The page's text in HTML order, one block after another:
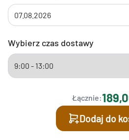
Wybierz czas dostawy
Łącznie:
Dodaj do